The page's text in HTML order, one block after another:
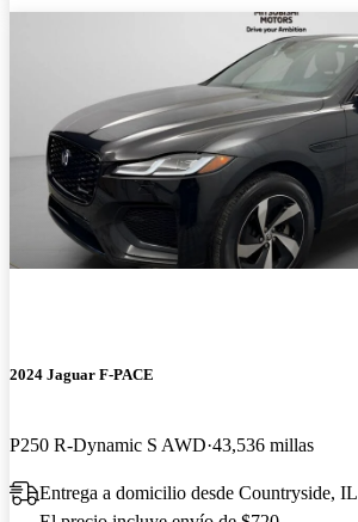
2024 Jaguar F-PACE
P250 R-Dynamic S AWD 43,536 millas
Entrega a domicilio desde Countryside, IL